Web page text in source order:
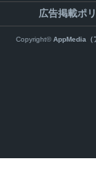
広告掲載ポ
Copyright©AppMedia（